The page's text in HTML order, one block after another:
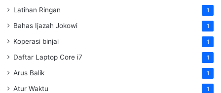
Latihan Ringan 1
Bahas Ijazah Jokowi 1
Koperasi binjai 1
Daftar Laptop Core i7 1
Arus Balik 1
Atur Waktu 1